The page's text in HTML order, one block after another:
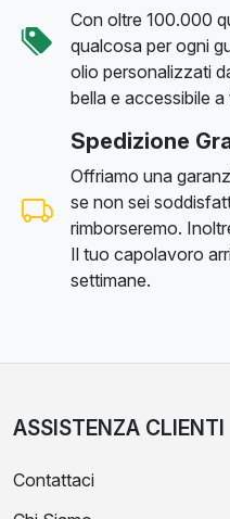
Con oltre 100.000
qualcosa per ogni
olio personalizzati
bella e accessibile a
Spedizione
Offriamo una
se non sei
rimborseremo.
Il tuo capolavoro
settimane.
ASSISTENZA CLIENTI
Contattaci